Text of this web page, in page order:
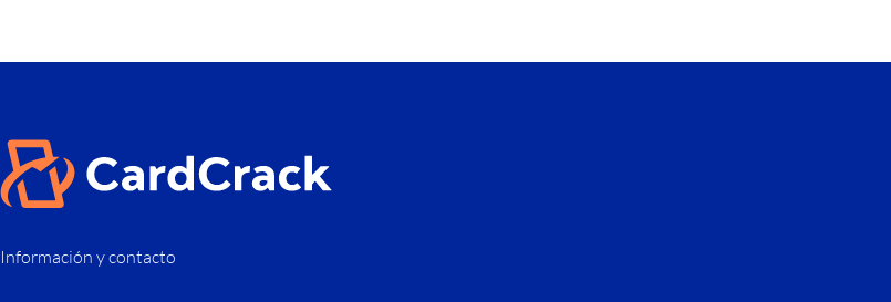
Información y contacto